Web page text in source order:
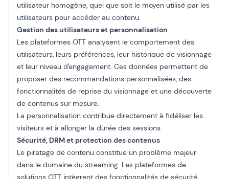
utilisateur homogène, quel que soit le moyen utilisé par les
utilisateurs pour accéder au contenu.
Gestion des utilisateurs et personnalisation
Les plateformes OTT analysent le comportement des
utilisateurs, leurs préférences, leur historique de visionnage
et leur niveau d'engagement. Ces données permettent de
proposer des recommandations personnalisées, des
fonctionnalités de reprise du visionnage et une découverte
de contenus sur mesure.
La personnalisation contribue directement à fidéliser les
visiteurs et à allonger la durée des sessions.
Sécurité, DRM et protection des contenus
Le piratage de contenu constitue un problème majeur
dans le domaine du streaming. Les plateformes de
solutions OTT intègrent des fonctionnalités de sécurité